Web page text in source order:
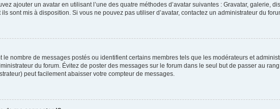
ajouter un avatar en utilisant l’une des quatre méthodes d’avatar suivantes : Gravatar, galerie,
sont mis à disposition. Si vous ne pouvez pas utiliser d’avatar, contactez un administrateur du
nombre de messages postés ou identifient certains membres tels que les modérateurs et
du forum. Évitez de poster des messages sur le forum dans le seul but de passer au
peut facilement abaisser votre compteur de messages.